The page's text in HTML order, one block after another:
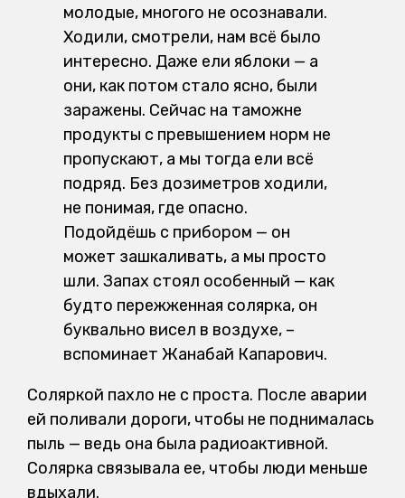
молодые, многого не осознавали.
Ходили, смотрели, нам всё было
интересно. Даже ели яблоки — а
они, как потом стало ясно, были
заражены. Сейчас на таможне
продукты с превышением норм не
пропускают, а мы тогда ели всё
подряд. Без дозиметров ходили,
не понимая, где опасно.
Подойдёшь с прибором — он
может зашкаливать, а мы просто
шли. Запах стоял особенный — как
будто пережженная солярка, он
буквально висел в воздухе, –
вспоминает Жанабай Капарович.
Соляркой пахло не с проста. После аварии
ей поливали дороги, чтобы не поднималась
пыль — ведь она была радиоактивной.
Солярка связывала ее, чтобы люди меньше
вдыхали.